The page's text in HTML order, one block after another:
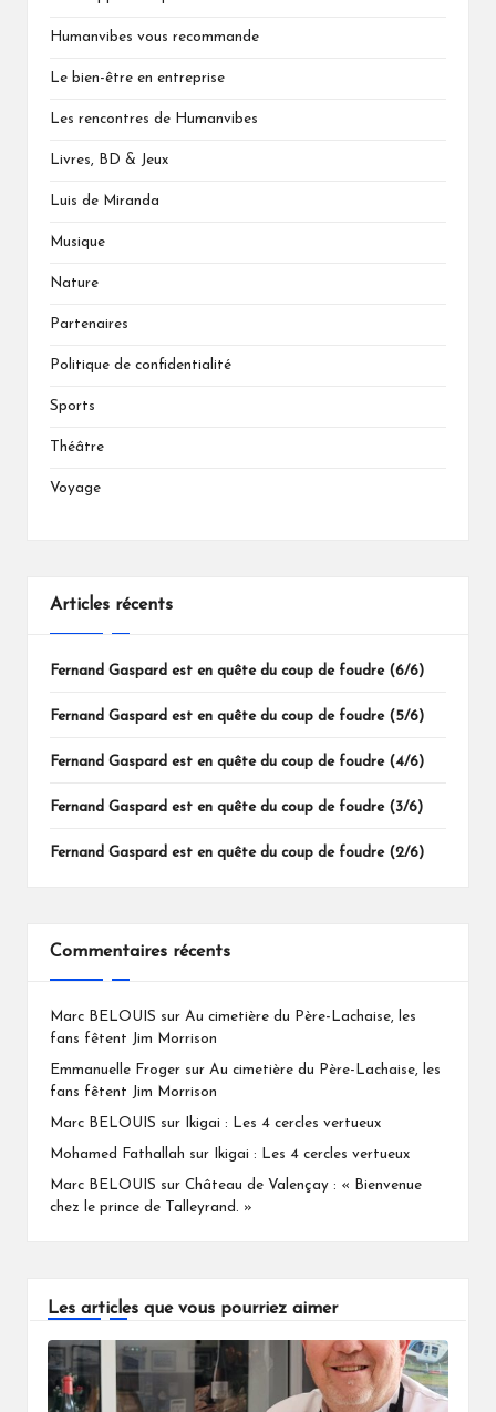
Humanvibes vous recommande
Le bien-être en entreprise
Les rencontres de Humanvibes
Livres, BD & Jeux
Luis de Miranda
Musique
Nature
Partenaires
Politique de confidentialité
Sports
Théâtre
Voyage
Articles récents
Fernand Gaspard est en quête du coup de foudre (6/6)
Fernand Gaspard est en quête du coup de foudre (5/6)
Fernand Gaspard est en quête du coup de foudre (4/6)
Fernand Gaspard est en quête du coup de foudre (3/6)
Fernand Gaspard est en quête du coup de foudre (2/6)
Commentaires récents
Marc BELOUIS sur Au cimetière du Père-Lachaise, les
fans fêtent Jim Morrison
Emmanuelle Froger sur Au cimetière du Père-Lachaise, les
fans fêtent Jim Morrison
Marc BELOUIS sur Ikigai : Les 4 cercles vertueux
Mohamed Fathallah sur Ikigai : Les 4 cercles vertueux
Marc BELOUIS sur Château de Valençay : « Bienvenue
chez le prince de Talleyrand. »
Les articles que vous pourriez aimer